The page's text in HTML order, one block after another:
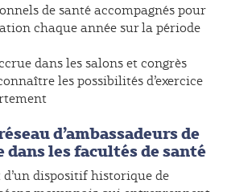
de santé accompagnés pour
chaque année sur la période
dans les salons et congrès
les possibilités d’exercice
d’ambassadeurs de
dans les facultés de santé
dispositif historique de